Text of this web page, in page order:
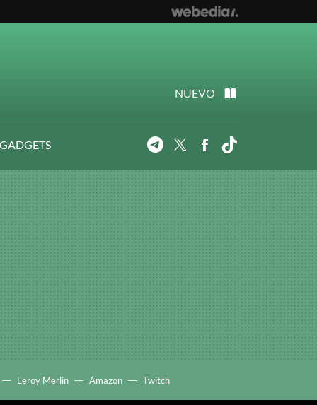
NUEVO
TelegramTwitterFacebook
Leroy Merlin Amazon Twitch